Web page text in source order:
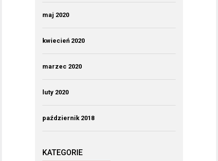
maj 2020
kwiecień 2020
marzec 2020
luty 2020
październik 2018
KATEGORIE